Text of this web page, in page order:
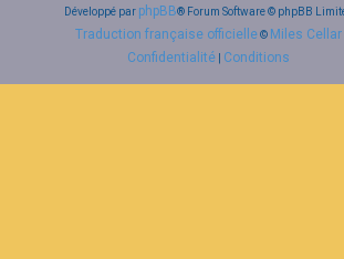
Développé par phpBB® Forum Software © phpBB
Traduction française officielle© Miles Cellar
Confidentialité Conditions